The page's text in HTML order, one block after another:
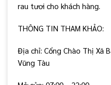
rau tươi cho khách hàng.
THÔNG TIN THAM KHẢO:
Địa chỉ: Cổng Chào Thị Xã
Vũng Tàu